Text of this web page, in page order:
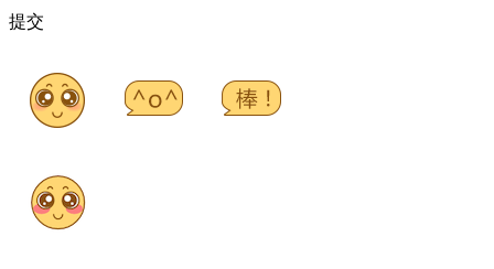
提交